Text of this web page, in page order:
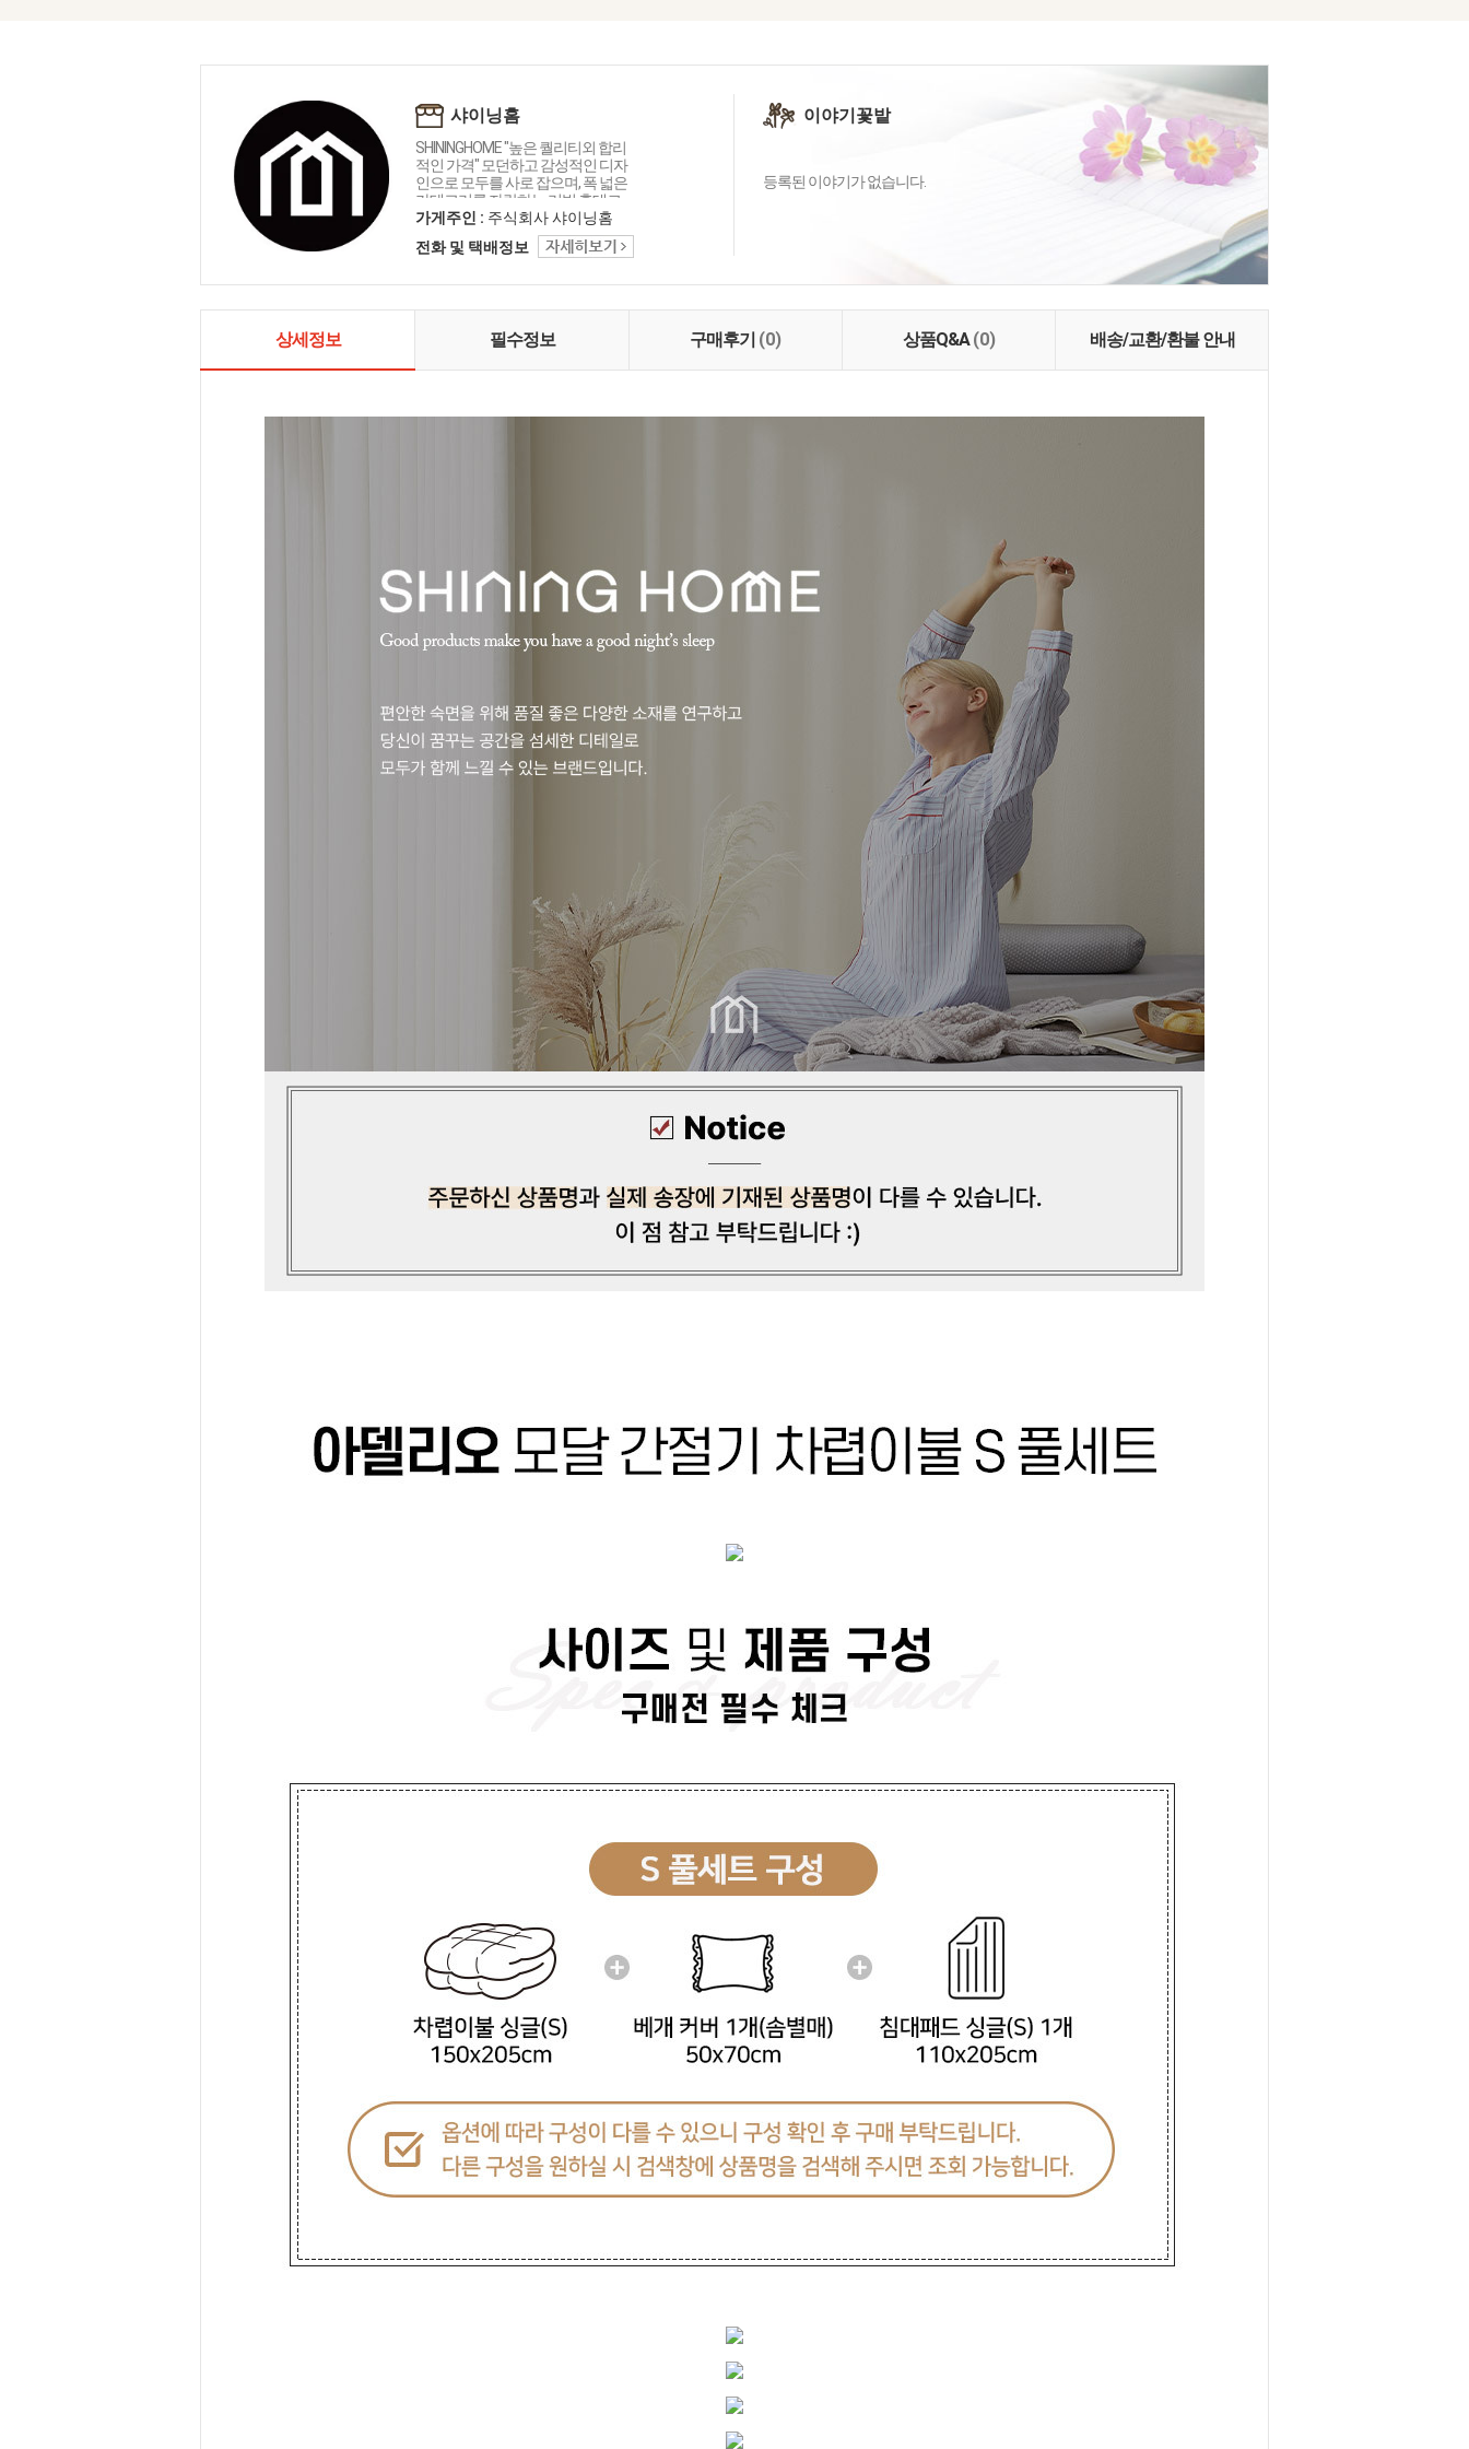
샤이닝홈
SHININGHOME "높은 퀄리티외 합리
적인 가격" 모던하고 감성적인 디자
인으로 모두를 사로 잡으며, 폭 넓은
카테고리를 자랑하는 리빙 홈데코
인테리어 샤이닝홈입니다.
가게주인 : 주식회사 샤이닝홈
전화 및 택배정보
이야기꽃밭
등록된 이야기가 없습니다.
상세정보 필수정보 구매후기 (0) 상품Q&A(0) 배송/교환/환불 안내